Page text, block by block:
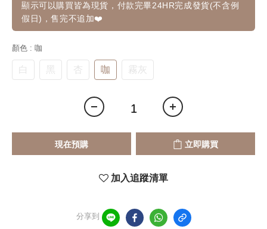
顯示可以購買皆為現貨，付款完畢24HR完成發貨(不含例
假日)，售完不追加❤️
顏色 : 咖
白 黑 杏 咖 霧灰
現在預購 立即購買
加入追蹤清單
分享到